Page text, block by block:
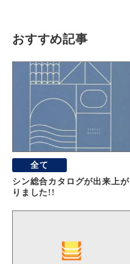
おすすめ記事
全て
シン総合カタログが出来上が
りました!!